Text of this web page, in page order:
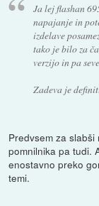
Ja lej flashan
napajanje in
izdelave
tako je bilo za
verzijo in pa
Zadeva je
Predvsem za
pomnilnika pa tudi.
enostavno preko
temi.